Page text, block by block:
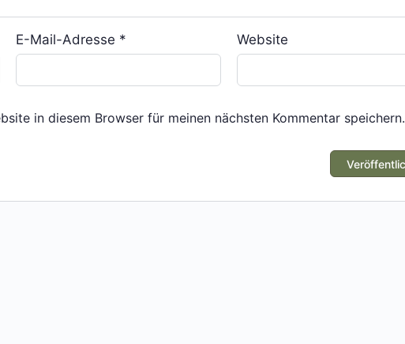
E-Mail-Adresse * Website
in diesem Browser für meinen nächsten Kommentar speichern.